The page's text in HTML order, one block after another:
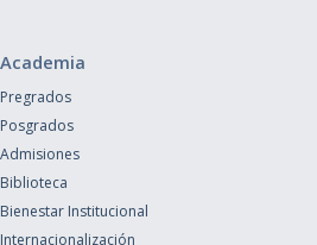
Academia
Pregrados
Posgrados
Admisiones
Biblioteca
Bienestar Institucional
Internacionalización